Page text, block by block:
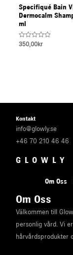
Specifiqué Bain
Dermocalm
ml
Rated
350,00kr
Kontakt
info@glowly.se
+46 70 210 46 46
GLOWLY
Om Oss
Om Oss
Välkommen till
personlig vård. Vi
hårvårdsprodukter